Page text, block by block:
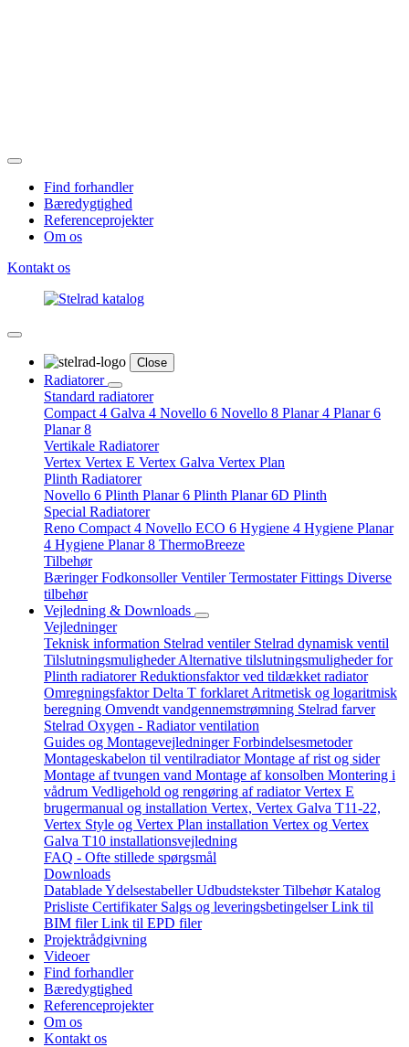
Find forhandler
Bæredygtighed
Referenceprojekter
Om os
Kontakt os
Close
Radiatorer
Standard radiatorer
Compact 4 Galva 4 Novello 6 Novello 8 Planar 4 Planar 6
Planar 8
Vertikale Radiatorer
Vertex Vertex E Vertex Galva Vertex Plan
Plinth Radiatorer
Novello 6 Plinth Planar 6 Plinth Planar 6D Plinth
Special Radiatorer
Reno Compact 4 Novello ECO 6 Hygiene 4 Hygiene Planar
4 Hygiene Planar 8 ThermoBreeze
Tilbehør
BæringerFodkonsollerVentilerTermostaterFittings Diverse
tilbehør
Vejledning & Downloads
Vejledninger
Teknisk information Stelrad ventiler Stelrad dynamisk ventil
TilslutningsmulighederAlternative tilslutningsmuligheder for
Plinth radiatorerReduktionsfaktor ved tildækket radiator
OmregningsfaktorDelta T forklaret Aritmetisk og logaritmisk
beregning Omvendt vandgennemstrømning Stelrad farver
Stelrad Oxygen - Radiator ventilation
Guides og MontagevejledningerForbindelsesmetoder
Montageskabelon til ventilradiatorMontage af rist og sider
Montage af tvungen vand Montage af konsolben Montering i
vådrum Vedligehold og rengøring af radiatorVertex E
brugermanual og installation Vertex, Vertex Galva T11-22,
Vertex Style og Vertex Plan installation Vertex og Vertex
Galva T10 installationsvejledning
FAQ - Ofte stillede spørgsmål
Downloads
DatabladeYdelsestabellerUdbudsteksterTilbehørKatalog
Prisliste Certifikater Salgs og leveringsbetingelserLink til
BIM filerLink til EPD filer
Projektrådgivning
Videoer
Find forhandler
Bæredygtighed
Referenceprojekter
Om os
Kontakt os